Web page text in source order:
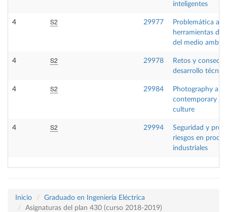
inteligentes
4 S2 29977
Problemática
herramientas de
del medio
4 S2 29978
Retos y
desarrollo
4 S2 29984
Photography and
contemporary
culture
4 S2 29994
Seguridad y
riesgos en
industriales
Inicio
Graduado en Ingeniería Eléctrica
Asignaturas del plan 430 (curso 2018-2019)